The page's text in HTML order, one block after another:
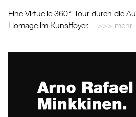
Eine Virtuelle 360°-Tour durch die
Homage im Kunstfoyer.
mehr